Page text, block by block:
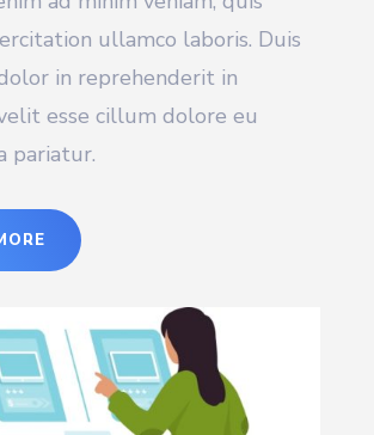
ullamco laboris. Duis
in reprehenderit in
esse cillum dolore eu
pariatur.